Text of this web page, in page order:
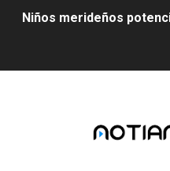
Niños merideños
Niños merideños